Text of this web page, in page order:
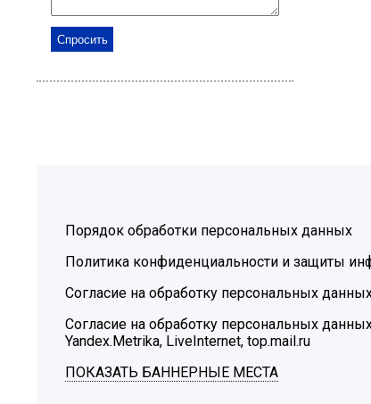
Порядок обработки персональных данных
Политика конфиденциальности и защиты
Согласие на обработку персональных
Согласие на обработку персональных
Yandex.Metrika, LiveInternet, top.mail.ru
ПОКАЗАТЬ БАННЕРНЫЕ МЕСТА